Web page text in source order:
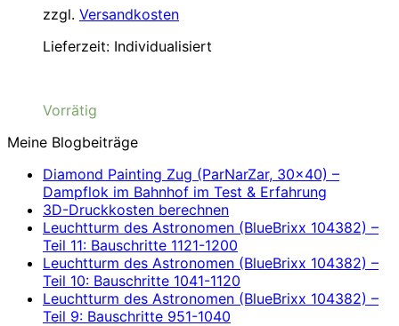
zzgl. Versandkosten
Lieferzeit: Individualisiert
Vorrätig
Meine Blogbeiträge
Diamond Painting Zug (ParNarZar, 30×40) –
Dampflok im Bahnhof im Test & Erfahrung
3D-Druckkosten berechnen
Leuchtturm des Astronomen (BlueBrixx 104382) –
Teil 11: Bauschritte 1121-1200
Leuchtturm des Astronomen (BlueBrixx 104382) –
Teil 10: Bauschritte 1041-1120
Leuchtturm des Astronomen (BlueBrixx 104382) –
Teil 9: Bauschritte 951-1040